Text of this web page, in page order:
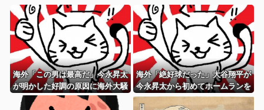
海外「この男は最高だ」今永昇太
が明かした好調の原因に海外大騒
ぎ！（海外の反応）
海外「絶好球だった」大谷翔平が
今永昇太から初めてホームランを
打って海外大興奮！（海外の反